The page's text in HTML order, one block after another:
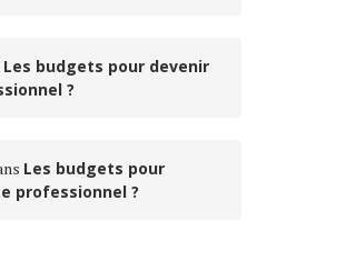
Les budgets pour devenir
?
Les budgets pour
professionnel ?